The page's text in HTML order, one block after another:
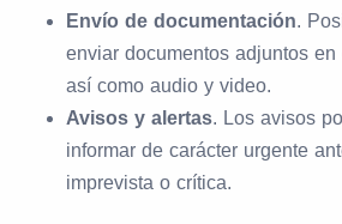
Envío de documentación.
enviar documentos adjuntos en
así como audio y video.
Avisos y alertas. Los avisos
informar de carácter urgente
imprevista o crítica.